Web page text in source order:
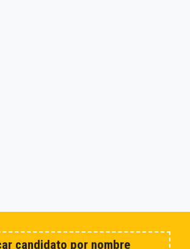
candidato por nombre